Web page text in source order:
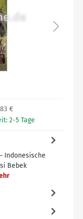
€
2-5 Tage
Indonesische
Bebek